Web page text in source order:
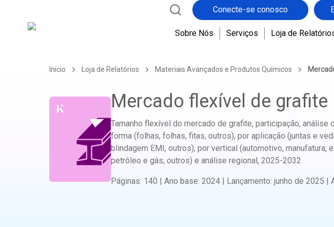
Conecte-se conosco
Sobre Nós Serviços Loja de
Início Loja de Relatórios Materiais Avançados e Produtos Químicos
Mercado flexível de grafite
Tamanho flexível do mercado de grafite, participação, análise
forma (folhas, folhas, fitas, outros), por aplicação (juntas e
blindagem EMI, outros), por vertical (automotivo, manufatura,
petróleo e gás, outros) e análise regional, 2025-2032
Páginas: 140 | Ano base: 2024 | Lançamento: junho de 2025 |